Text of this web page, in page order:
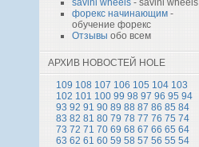
savini wheels - savini wheels
форекс начинающим -
обучение форекс
Отзывы обо всем
АРХИВ НОВОСТЕЙ HOLE
109 108 107 106 105 104 103
102 101 100 99 98 97 96 95 94
93 92 91 90 89 88 87 86 85 84
83 82 81 80 79 78 77 76 75 74
73 72 71 70 69 68 67 66 65 64
63 62 61 60 59 58 57 56 55 54